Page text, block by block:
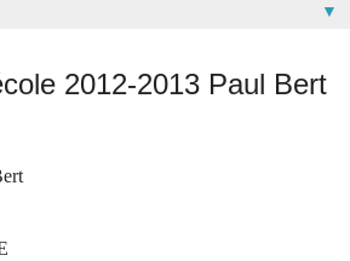
▼
2012-2013 Paul Bert